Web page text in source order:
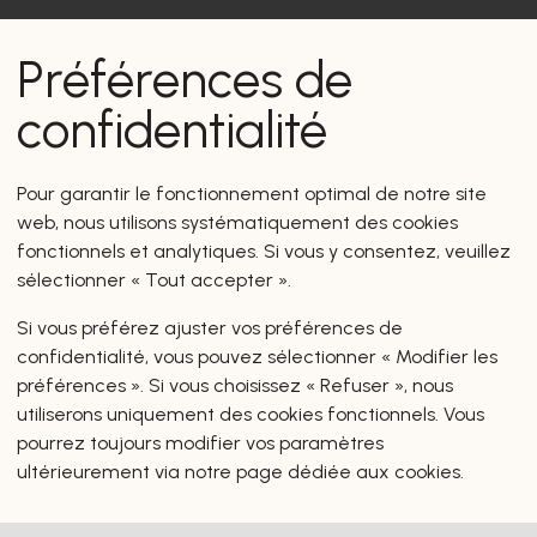
vous intéresseront
Préférences de
confidentialité
Pour garantir le fonctionnement optimal de notre site
web, nous utilisons systématiquement des cookies
fonctionnels et analytiques. Si vous y consentez, veuillez
sélectionner « Tout accepter ».
Si vous préférez ajuster vos préférences de
confidentialité, vous pouvez sélectionner « Modifier les
préférences ». Si vous choisissez « Refuser », nous
utiliserons uniquement des cookies fonctionnels. Vous
pourrez toujours modifier vos paramètres
ultérieurement via notre page dédiée aux cookies.